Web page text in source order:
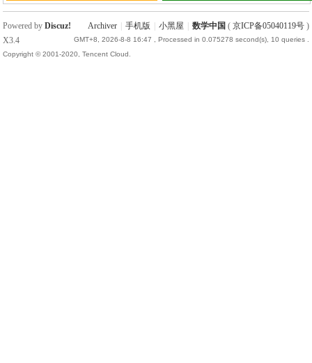
Archiver 手机版 小黑屋 数学中国 ( 京ICP备05040119号)
GMT+8, 2026-8-8 16:47 , Processed in 0.075278 second(s), 10 queries .
Powered byDiscuz!
X3.4
Copyright © 2001-2020, Tencent Cloud.